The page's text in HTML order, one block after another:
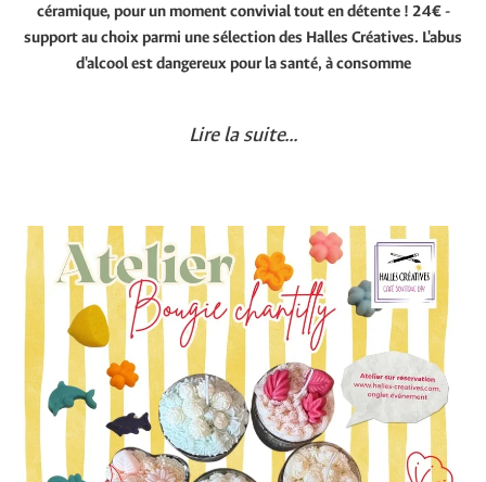
céramique, pour un moment convivial tout en détente ! 24€ -
support au choix parmi une sélection des Halles Créatives. L'abus
d'alcool est dangereux pour la santé, à consomme
Lire la suite...